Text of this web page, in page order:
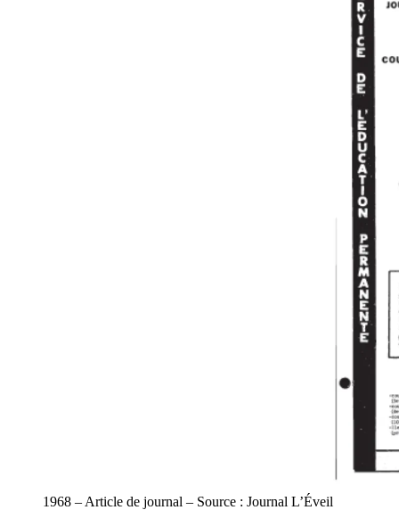
1968 – Article de journal – Source : Journal L’Éveil